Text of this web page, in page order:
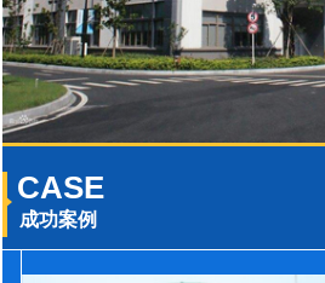
CASE
成功案例